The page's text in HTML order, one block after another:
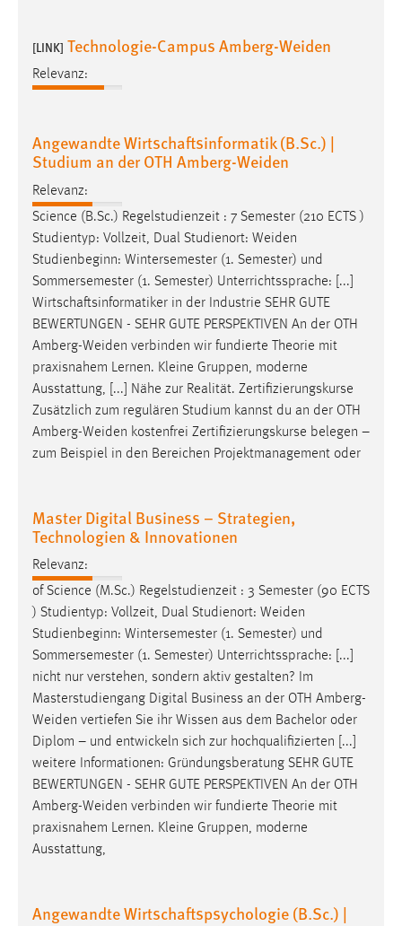
[LINK] Technologie-Campus Amberg-Weiden
Relevanz:
Angewandte Wirtschaftsinformatik (B.Sc.) |
Studium an der OTH Amberg-Weiden
Relevanz:
Science (B.Sc.) Regelstudienzeit : 7 Semester (210 ECTS )
Studientyp: Vollzeit, Dual Studienort: Weiden
Studienbeginn: Wintersemester (1. Semester) und
Sommersemester (1. Semester) Unterrichtssprache: [...]
Wirtschaftsinformatiker in der Industrie SEHR GUTE
BEWERTUNGEN - SEHR GUTE PERSPEKTIVEN An der OTH
Amberg-Weiden verbinden wir fundierte Theorie mit
praxisnahem Lernen. Kleine Gruppen, moderne
Ausstattung, [...] Nähe zur Realität. Zertifizierungskurse
Zusätzlich zum regulären Studium kannst du an der OTH
Amberg-Weiden kostenfrei Zertifizierungskurse belegen –
zum Beispiel in den Bereichen Projektmanagement oder
Master Digital Business – Strategien,
Technologien & Innovationen
Relevanz:
of Science (M.Sc.) Regelstudienzeit : 3 Semester (90 ECTS
) Studientyp: Vollzeit, Dual Studienort: Weiden
Studienbeginn: Wintersemester (1. Semester) und
Sommersemester (1. Semester) Unterrichtssprache: [...]
nicht nur verstehen, sondern aktiv gestalten? Im
Masterstudiengang Digital Business an der OTH Amberg-
Weiden vertiefen Sie ihr Wissen aus dem Bachelor oder
Diplom – und entwickeln sich zur hochqualifizierten [...]
weitere Informationen: Gründungsberatung SEHR GUTE
BEWERTUNGEN - SEHR GUTE PERSPEKTIVEN An der OTH
Amberg-Weiden verbinden wir fundierte Theorie mit
praxisnahem Lernen. Kleine Gruppen, moderne
Ausstattung,
Angewandte Wirtschaftspsychologie (B.Sc.) |
Performance
Zweck:
Für performante Seitenauslieferung wird in diesem Cookie
gespeichert, ob man eingeloggt ist.
Sprachpräferenz
Name:
site-language-preference
Zweck:
Das Cookie speichert die gewählte Sprache der Website.
Cookie Laufzeit:
30 Tage
Chat
MibewSessionID, MIBEW_UserID, mibew_locale, mibew-
chat-frame-style-5e9dbeb1811c0446
Zweck:
Wird benötigt um die Chatfunktion nutzen zu können.
Cookie Laufzeit:
MibewSessionID, mibew-chat-frame-style-
5e9dbeb1811c0446 = Sitzungslaufzeit, mibew_locale = 3
Jahre, MIBEW_UserID = 1 Jahr
Login
Name:
fe_user, be_user, be_lastLoginProvider
Zweck:
Dieser Cookie ist notwendig um sich an der Website
einloggen zu können.
24 Stunden